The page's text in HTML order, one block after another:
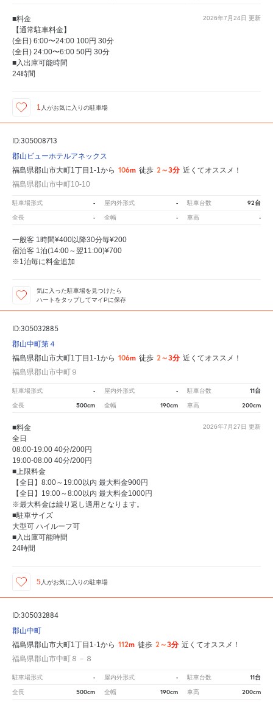
2026年7月24日 更新
■料金
【通常駐車料金】
(全日) 6:00〜24:00 100円 30分
(全日) 24:00〜6:00 50円 30分
■入出庫可能時間
24時間
1 人がお気に入りの駐車場
ID:305008713
郡山ビューホテルアネックス
福島県郡山市大町1丁目1-1から 106m 徒歩 2～3分 近くてオススメ！
福島県郡山市中町10-10
駐車場形式 - 屋内外形式 - 駐車台数 92台
全長 - 全幅 - 車高 -
一般客 1時間¥400以降30分毎¥200
宿泊客 1泊(14:00～翌11:00)¥700
※1泊毎に料金追加
気に入った駐車場を見つけたら
ハートをタップしてマイPに保存
ID:305032885
郡山中町第４
福島県郡山市大町1丁目1-1から 106m 徒歩 2～3分 近くてオススメ！
福島県郡山市中町９
駐車場形式 - 屋内外形式 - 駐車台数 11台
全長 500cm 全幅 190cm 車高 200cm
2026年7月27日 更新
■料金
全日
08:00-19:00 40分/200円
19:00-08:00 40分/200円
■上限料金
【全日】8:00～19:00以内 最大料金900円
【全日】19:00～8:00以内 最大料金1000円
※最大料金は繰り返し適用となります。
■駐車サイズ
大型可 ハイルーフ可
■入出庫可能時間
24時間
5 人がお気に入りの駐車場
ID:305032884
郡山中町
福島県郡山市大町1丁目1-1から 112m 徒歩 2～3分 近くてオススメ！
福島県郡山市中町８－８
駐車場形式 - 屋内外形式 - 駐車台数 11台
全長 500cm 全幅 190cm 車高 200cm